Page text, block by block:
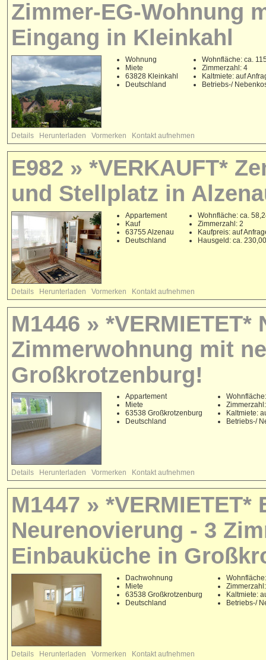
Zimmer-EG-Wohnung
Eingang in Kleinkahl
Wohnung
Miete
63828 Kleinkahl
Deutschland
Wohnfläche: ca.
Zimmerzahl: 4
Kaltmiete: auf
Betriebs-/
Details Herunterladen Vormerken Kontakt aufnehmen
E982 » *VERKAUFT*
und Stellplatz in
Appartement
Kauf
63755 Alzenau
Deutschland
Wohnfläche: ca.
Zimmerzahl: 2
Kaufpreis: auf
Hausgeld: ca.
Details Herunterladen Vormerken Kontakt aufnehmen
M1446 »
Zimmerwohnung mit
Großkrotzenburg!
Appartement
Miete
63538 Großkrotzenburg
Deutschland
Kaltmiete:
Betriebs-/
Details Herunterladen Vormerken Kontakt aufnehmen
M1447 »
Neurenovierung - 3
Einbauküche in
Dachwohnung
Miete
63538 Großkrotzenburg
Deutschland
Kaltmiete:
Betriebs-/
Details Herunterladen Vormerken Kontakt aufnehmen